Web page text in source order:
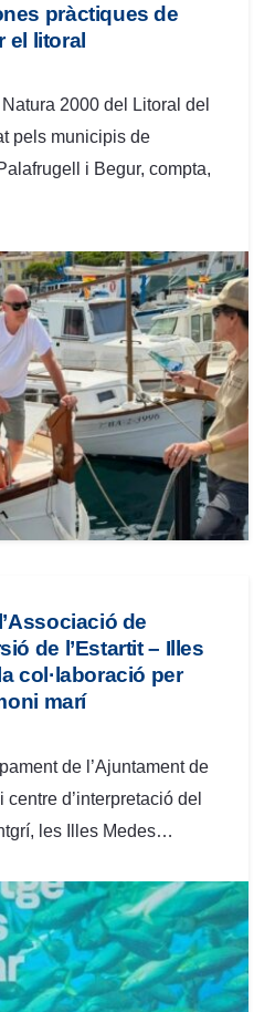
pràctiques de
el litoral
2000 del Litoral del
pels municipis de
i Begur, compta,
de
de l’Estartit – Illes
col·laboració per
marí
de l’Ajuntament de
d’interpretació del
les Illes Medes…